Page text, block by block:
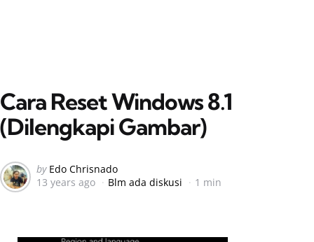
Cara Reset Windows 8.1
(Dilengkapi Gambar)
Posted
by
by Edo Chrisnado
13 years ago
Blm ada diskusi 1 min